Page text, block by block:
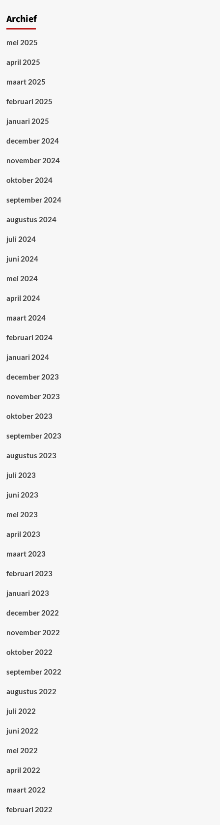
Archief
mei 2025
april 2025
maart 2025
februari 2025
januari 2025
december 2024
november 2024
oktober 2024
september 2024
augustus 2024
juli 2024
juni 2024
mei 2024
april 2024
maart 2024
februari 2024
januari 2024
december 2023
november 2023
oktober 2023
september 2023
augustus 2023
juli 2023
juni 2023
mei 2023
april 2023
maart 2023
februari 2023
januari 2023
december 2022
november 2022
oktober 2022
september 2022
augustus 2022
juli 2022
juni 2022
mei 2022
april 2022
maart 2022
februari 2022